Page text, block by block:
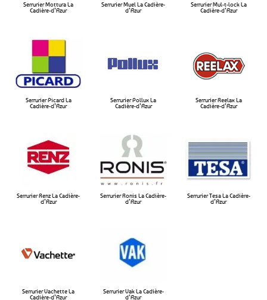
Serrurier Mottura La
Cadière-d’Azur​
Serrurier Muel La Cadière-
d’Azur​
Serrurier Mul-t-lock La
Cadière-d’Azur​
Serrurier Picard La
Cadière-d’Azur
Serrurier Pollux La
Cadière-d’Azur​
Serrurier Reelax La
Cadière-d’Azur​
Serrurier Renz La Cadière-
d’Azur
Serrurier Ronis La Cadière-
d’Azur
Serrurier Tesa La Cadière-
d’Azur
Serrurier Vachette La
Cadière-d’Azur
Serrurier Vak La Cadière-
d’Azur